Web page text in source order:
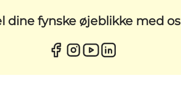
dine fynske øjeblikke med os